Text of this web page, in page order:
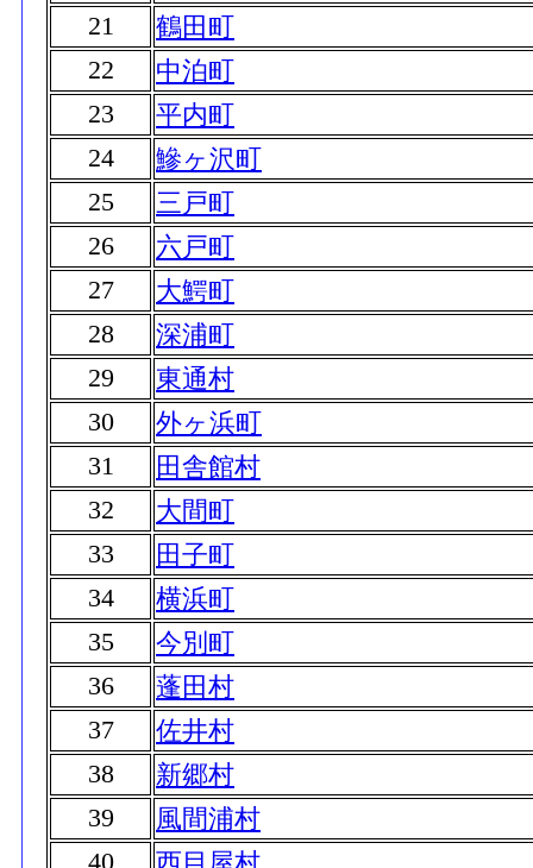
21
鶴田町
22
中泊町
23
平内町
24
鰺ヶ沢町
25
三戸町
26
六戸町
27
大鰐町
28
深浦町
29
東通村
30
外ヶ浜町
31
田舎館村
32
大間町
33
田子町
34
横浜町
35
今別町
36
蓬田村
37
佐井村
38
新郷村
39
風間浦村
40